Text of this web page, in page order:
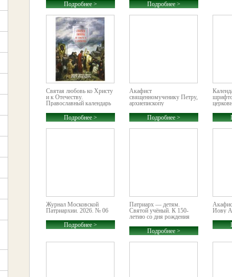
Подробнее >
Подробнее >
Святая любовь ко Христу
и к Отечеству.
Православный календарь
Подробнее >
Акафист
священномученику Петру,
архиепископу
Подробнее >
2027
Журнал Московской
Патриархии. 2026. № 06
Подробнее >
Патриарх — детям.
Святой учёный. К 150-
летию со дня рождения
Ясенецкого)
Православный календарь
школьника на 2027 год
Подробнее >
Иову